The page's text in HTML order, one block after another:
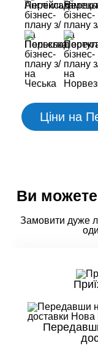
Ціни на
Ви
Замовити дуже